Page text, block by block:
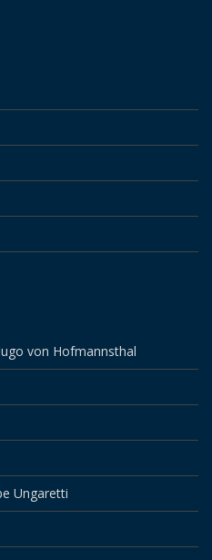
von Hofmannsthal
Ungaretti